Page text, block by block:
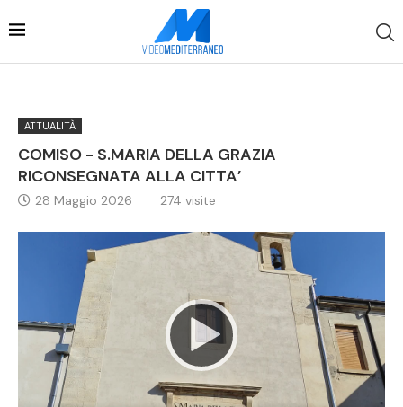
ATTUALITÀ
COMISO - S.MARIA DELLA GRAZIA
RICONSEGNATA ALLA CITTA’
28 Maggio 2026 274 visite
Video